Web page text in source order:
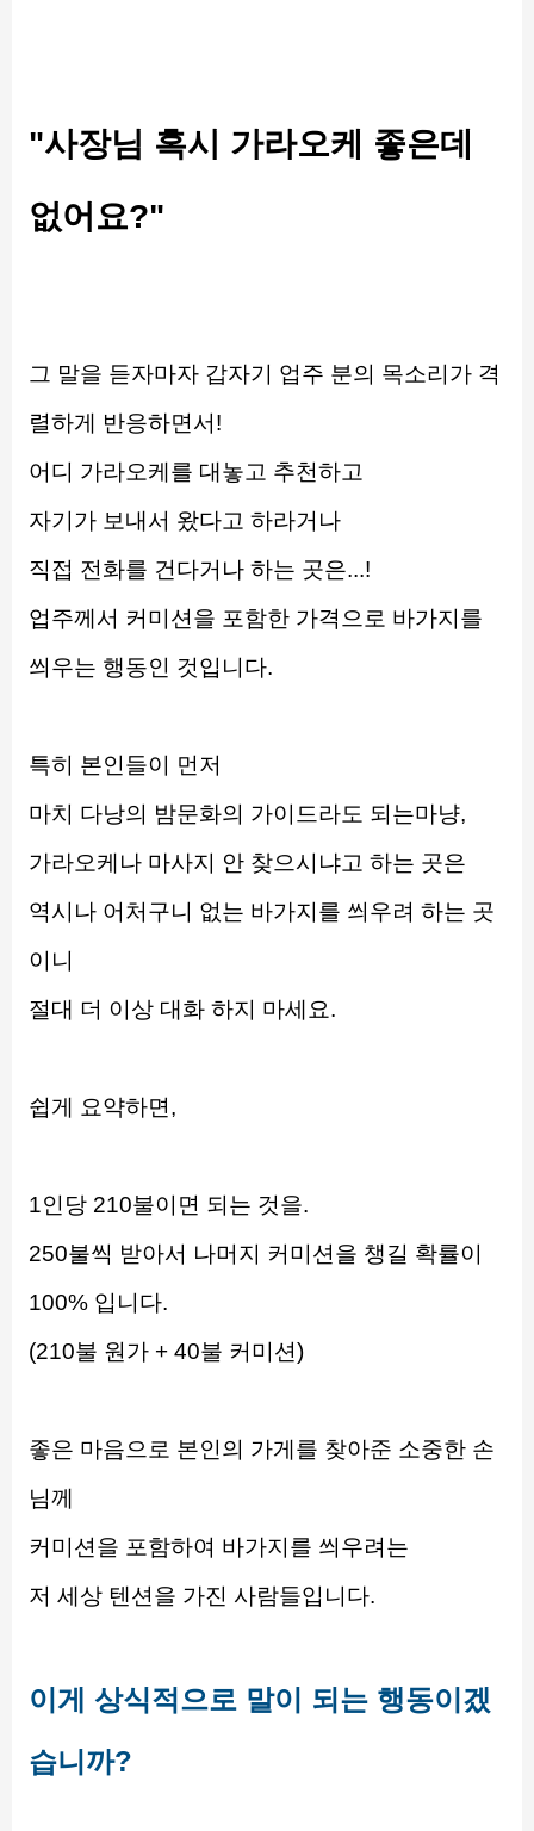
"사장님 혹시 가라오케 좋은데
없어요?"
그 말을 듣자마자 갑자기 업주 분의 목소리가 격
렬하게 반응하면서!
어디 가라오케를 대놓고 추천하고
자기가 보내서 왔다고 하라거나
직접 전화를 건다거나 하는 곳은...!
업주께서 커미션을 포함한 가격으로 바가지를
씌우는 행동인 것입니다.
특히 본인들이 먼저
마치 다낭의 밤문화의 가이드라도 되는마냥,
가라오케나 마사지 안 찾으시냐고 하는 곳은
역시나 어처구니 없는 바가지를 씌우려 하는 곳
이니
절대 더 이상 대화 하지 마세요.
쉽게 요약하면,
1인당 210불이면 되는 것을.
250불씩 받아서 나머지 커미션을 챙길 확률이
100% 입니다.
(210불 원가 + 40불 커미션)
좋은 마음으로 본인의 가게를 찾아준 소중한 손
님께
커미션을 포함하여 바가지를 씌우려는
저 세상 텐션을 가진 사람들입니다.
이게 상식적으로 말이 되는 행동이겠
습니까?